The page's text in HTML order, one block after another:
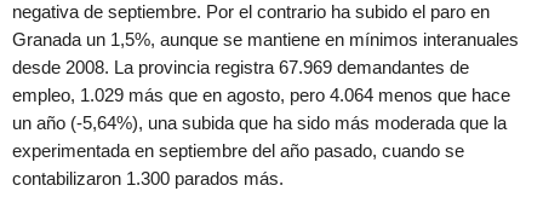
negativa de septiembre. Por el contrario ha subido el paro en
Granada un 1,5%, aunque se mantiene en mínimos interanuales
desde 2008. La provincia registra 67.969 demandantes de
empleo, 1.029 más que en agosto, pero 4.064 menos que hace
un año (-5,64%), una subida que ha sido más moderada que la
experimentada en septiembre del año pasado, cuando se
contabilizaron 1.300 parados más.